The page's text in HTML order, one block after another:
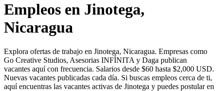
Empleos en Jinotega,
Nicaragua
Explora ofertas de trabajo en Jinotega, Nicaragua. Empresas como
Go Creative Studios, Asesorias INFÍNITA y Daga publican
vacantes aquí con frecuencia. Salarios desde $60 hasta $2,000 USD.
Nuevas vacantes publicadas cada día. Si buscas empleos cerca de ti,
aquí encuentras las vacantes activas de Jinotega y puedes postular en